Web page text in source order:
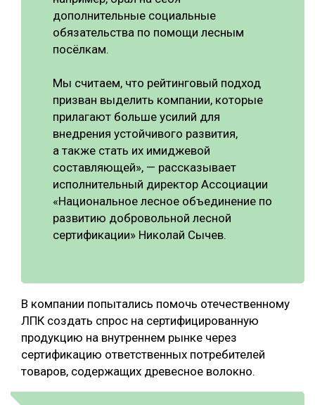
дополнительные социальные
обязательства по помощи лесным
посёлкам.
Мы считаем, что рейтинговый подход
призван выделить компании, которые
прилагают больше усилий для
внедрения устойчивого развития,
а также стать их имиджевой
составляющей», — рассказывает
исполнительный директор Ассоциации
«Национальное лесное объединение по
развитию добровольной лесной
сертификации» Николай Сычев.
В компании попытались помочь отечественному
ЛПК создать спрос на сертифицированную
продукцию на внутреннем рынке через
сертификацию ответственных потребителей
товаров, содержащих древесное волокно.